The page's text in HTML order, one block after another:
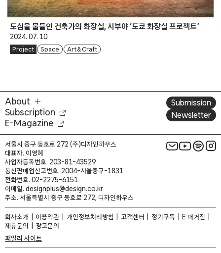
도심을 물들인 건축가의 화장실, 시부야 ‘도쿄 화장실 프로젝트’
2024. 07. 10
Project Space Art & Craft
About
Subscription
E-Magazine
Submission
Newsletter
서울시 중구 동호로 272 (주)디자인하우스
대표자. 이영혜
사업자등록번호. 203-81-43529
통신판매업신고번호. 2004-서울중구-1831
전화번호. 02-2275-6151
이메일. designplus@design.co.kr
주소. 서울특별시 중구 동호로 272, 디자인하우스
회사소개 이용약관 개인정보처리방침 고객센터 정기구독
E 매거진
제휴문의
광고문의
패밀리 사이트